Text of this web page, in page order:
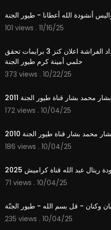
أنشودة الله أعطانا - طيور الجنة
101 views . 11/16/25
صلى الله عليه وسلم جنى مقداد الفراشة اعلان كنز 3 برايمات تحقق
حلمي أمينة كرم طيور الجنة
373 views . 10/22/25
محمد بشار قناة طيور الجنة 2011
172 views . 10/04/25
محمد بشار قناة طيور الجنة 2010
186 views . 10/04/25
ريتال عبد الله قناة كراميش 2025
71 views . 10/04/25
وكنان - قل بسم الله - طيور الجنّة
235 views . 10/04/25